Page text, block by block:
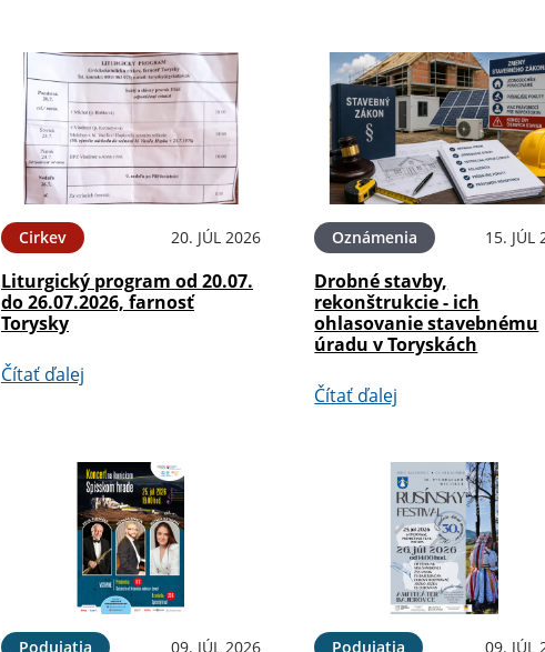
Cirkev 20. JÚL 2026
Liturgický program od 20.07.
do 26.07.2026, farnosť
Torysky
Čítať ďalej
Oznámenia 15. JÚL
Drobné stavby,
rekonštrukcie - ich
ohlasovanie stavebnému
úradu v Toryskách
Čítať ďalej
Podujatia 09. JÚL 2026 Podujatia 09. JÚL